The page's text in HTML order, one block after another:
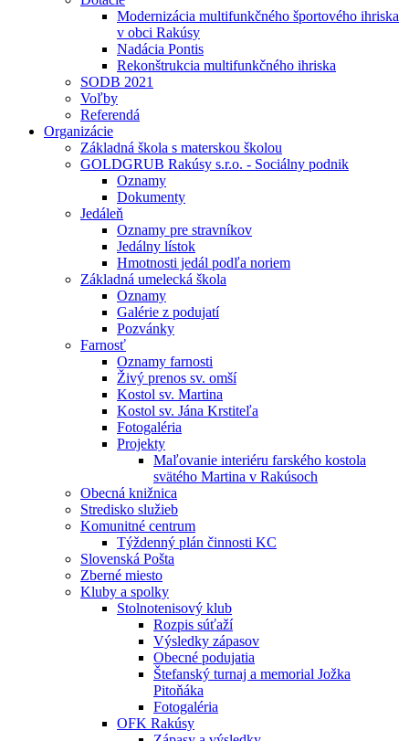
Modernizácia multifunkčného športového ihriska
v obci Rakúsy
Nadácia Pontis
Rekonštrukcia multifunkčného ihriska
SODB 2021
Voľby
Referendá
Organizácie
Základná škola s materskou školou
GOLDGRUB Rakúsy s.r.o. - Sociálny podnik
Oznamy
Dokumenty
Jedáleň
Oznamy pre stravníkov
Jedálny lístok
Hmotnosti jedál podľa noriem
Základná umelecká škola
Oznamy
Galérie z podujatí
Pozvánky
Farnosť
Oznamy farnosti
Živý prenos sv. omší
Kostol sv. Martina
Kostol sv. Jána Krstiteľa
Fotogaléria
Projekty
Maľovanie interiéru farského kostola
svätého Martina v Rakúsoch
Obecná knižnica
Stredisko služieb
Komunitné centrum
Týždenný plán činnosti KC
Slovenská Pošta
Zberné miesto
Kluby a spolky
Stolnotenisový klub
Rozpis súťaží
Výsledky zápasov
Obecné podujatia
Štefanský turnaj a memorial Jožka
Pitoňáka
Fotogaléria
OFK Rakúsy